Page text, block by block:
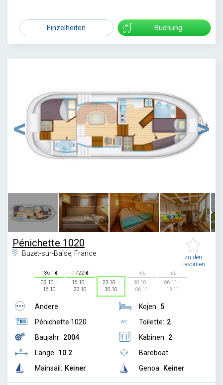
Einzelheiten Buchung
Pénichette 1020
Buzet-sur-Baïse, France
zu den
Favoriten
1861
09.10 –
16.10
1722
16.10 –
23.10
23.10 –
30.10
n/a
30.10 –
06.11
n/a
06.11 –
13.11
Andere
Pénichette 1020
Baujahr: 2004
Länge: 10.2
Mainsail: Keiner
Kojen: 5
Toilette: 2
Kabinen: 2
Bareboat
Genoa: Keiner